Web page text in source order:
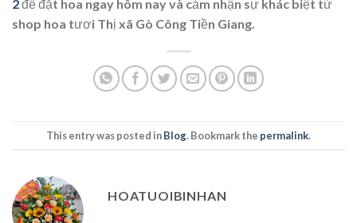
2để đặt hoa ngay hôm nay và cảm nhận sự khác biệt từ
shop hoa tươi Thị xã Gò Công Tiền Giang.
This entry was posted inBlog. Bookmark the permalink.
HOATUOIBINHAN